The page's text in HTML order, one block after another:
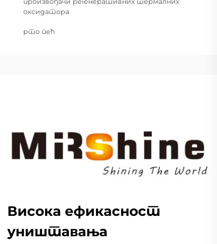
оксидатора
рто пећ
Висока ефикасност
уништавања